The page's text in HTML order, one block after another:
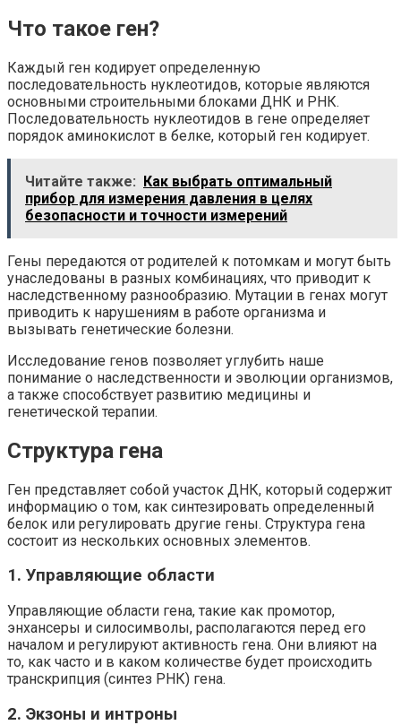
Что такое ген?
Каждый ген кодирует определенную
последовательность нуклеотидов, которые являются
основными строительными блоками ДНК и РНК.
Последовательность нуклеотидов в гене определяет
порядок аминокислот в белке, который ген кодирует.
Читайте также: Как выбрать оптимальный
прибор для измерения давления в целях
безопасности и точности измерений
Гены передаются от родителей к потомкам и могут быть
унаследованы в разных комбинациях, что приводит к
наследственному разнообразию. Мутации в генах могут
приводить к нарушениям в работе организма и
вызывать генетические болезни.
Исследование генов позволяет углубить наше
понимание о наследственности и эволюции организмов,
а также способствует развитию медицины и
генетической терапии.
Структура гена
Ген представляет собой участок ДНК, который содержит
информацию о том, как синтезировать определенный
белок или регулировать другие гены. Структура гена
состоит из нескольких основных элементов.
1. Управляющие области
Управляющие области гена, такие как промотор,
энхансеры и силосимволы, располагаются перед его
началом и регулируют активность гена. Они влияют на
то, как часто и в каком количестве будет происходить
транскрипция (синтез РНК) гена.
2. Экзоны и интроны